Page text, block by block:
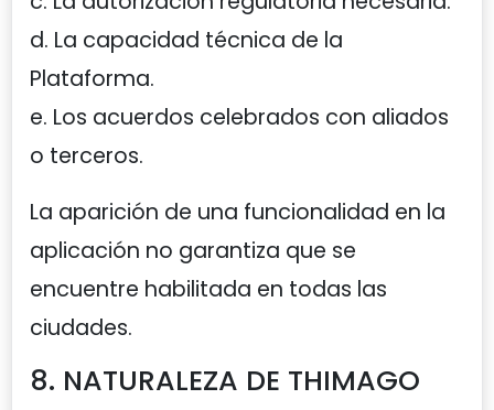
d. La capacidad técnica de la
Plataforma.
e. Los acuerdos celebrados con aliados
o terceros.
La aparición de una funcionalidad en la
aplicación no garantiza que se
encuentre habilitada en todas las
ciudades.
8. NATURALEZA DE THIMAGO